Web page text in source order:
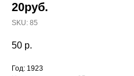
20руб.
SKU: 85
50 р.
Год: 1923